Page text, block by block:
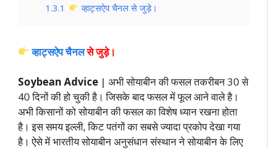
1.3.1
व्हाट्सऐप चैनल से जुड़े।
व्हाट्सऐप चैनलसे जुड़े।
Soybean Advice | अभी सोयाबीन की फसल तकरीबन 30 से
40 दिनों की हो चुकी है। जिसके बाद फसल में फूल आने वाले है।
अभी किसानों को सोयाबीन की फसल का विशेष ध्यान रखना होता
है। इस समय इल्ली, किट पतंगों का सबसे ज्यादा प्रकोप देखा गया
है। ऐसे में भारतीय सोयाबीन अनुसंधान संस्थान ने सोयाबीन के लिए